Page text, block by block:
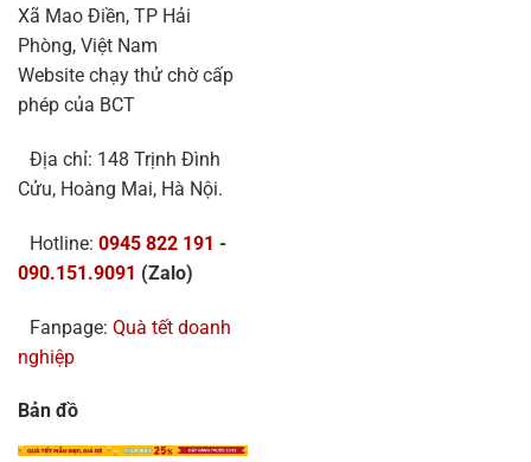
Xã Mao Điền, TP Hải
Phòng, Việt Nam
Website chạy thử chờ cấp
phép của BCT
Địa chỉ: 148 Trịnh Đình
Cửu, Hoàng Mai, Hà Nội.
Hotline: 0945 822 191 -
090.151.9091 (Zalo)
Fanpage: Quà tết doanh
nghiệp
Bản đồ